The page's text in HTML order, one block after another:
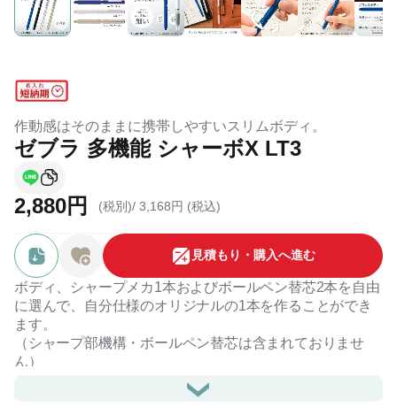
作動感はそのままに携帯しやすいスリムボディ。
ゼブラ 多機能 シャーボX LT3
2,880円 (税別)/ 3,168円 (税込)
ボディ、シャープメカ1本およびボールペン替芯2本を自由
に選んで、自分仕様のオリジナルの1本を作ることができ
ます。
（シャープ部機構・ボールペン替芯は含まれておりませ
ん）
しっくりとした回転の作動感や、ガタつきのない高い剛
性、厚手の手帳にもはさみやすいバネのようなクリップな
⾒積もり・購⼊へ進む